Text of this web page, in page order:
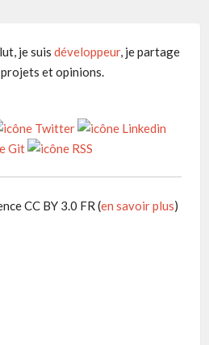
je suisdéveloppeur, je partage
et opinions.
CC BY 3.0 FR (en savoir plus)